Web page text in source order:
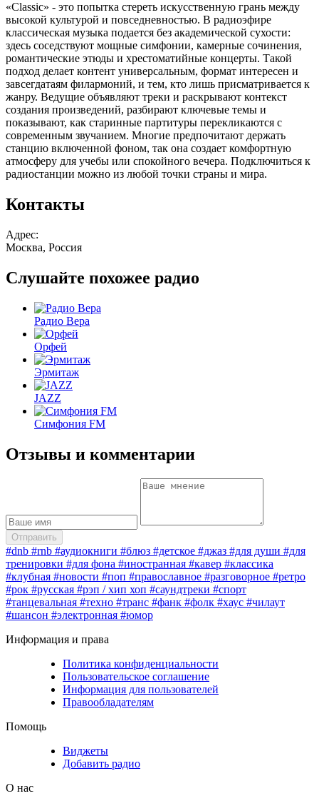
«Classic» - это попытка стереть искусственную грань между
высокой культурой и повседневностью. В радиоэфире
классическая музыка подается без академической сухости:
здесь соседствуют мощные симфонии, камерные сочинения,
романтические этюды и хрестоматийные концерты. Такой
подход делает контент универсальным, формат интересен и
завсегдатаям филармоний, и тем, кто лишь присматривается к
жанру. Ведущие объявляют треки и раскрывают контекст
создания произведений, разбирают ключевые темы и
показывают, как старинные партитуры перекликаются с
современным звучанием. Многие предпочитают держать
станцию включенной фоном, так она создает комфортную
атмосферу для учебы или спокойного вечера. Подключиться к
радиостанции можно из любой точки страны и мира.
Контакты
Адрес:
Москва, Россия
Слушайте похожее радио
Радио Вера
Орфей
Эрмитаж
JAZZ
Симфония FM
Отзывы и комментарии
#dnb #rnb #аудиокниги #блюз #детское #джаз #для души #для
тренировки #для фона #иностранная #кавер #классика
#клубная #новости #поп #православное #разговорное #ретро
#рок #русская #рэп / хип хоп #саундтреки #спорт
#танцевальная #техно #транс #фанк #фолк #хауc #чилаут
#шансон #электронная #юмор
Информация и права
Политика конфиденциальности
Пользовательское соглашение
Информация для пользователей
Правообладателям
Помощь
Виджеты
Добавить радио
О нас